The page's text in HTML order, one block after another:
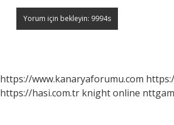
https://www.kanaryaforumu.com
https://hasi.com.tr knight online